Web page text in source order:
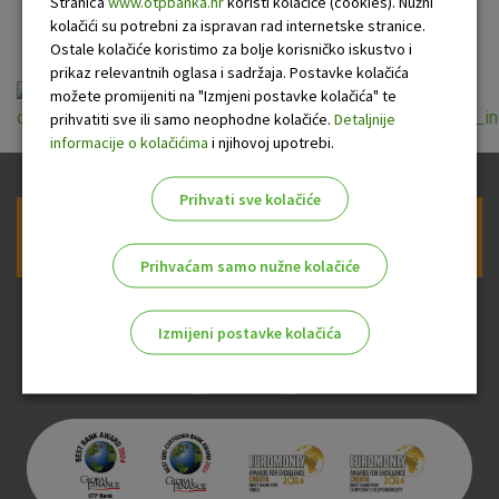
eurima
kolačići su potrebni za ispravan rad internetske stranice.
Ostale kolačiće koristimo za bolje korisničko iskustvo i
prikaz relevantnih oglasa i sadržaja. Postavke kolačića
možete promijeniti na "Izmjeni postavke kolačića" te
prihvatiti sve ili samo neophodne kolačiće. Detaljnije
informacije o kolačićima i njihovoj upotrebi.
Prihvati sve kolačiće
Prihvaćam samo nužne kolačiće
Izmijeni postavke kolačića